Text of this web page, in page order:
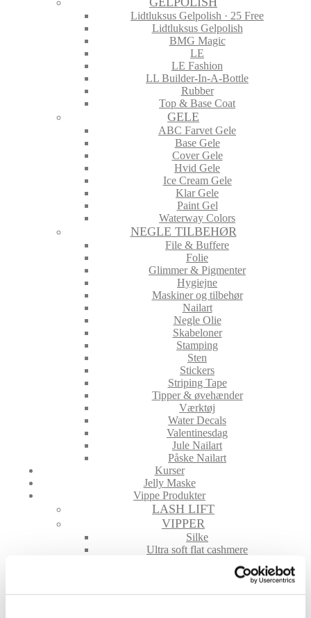
Lidtluksus Gelpolish · 25 Free
Lidtluksus Gelpolish
BMG Magic
LE
LE Fashion
LL Builder-In-A-Bottle
Rubber
Top & Base Coat
GELE
ABC Farvet Gele
Base Gele
Cover Gele
Hvid Gele
Ice Cream Gele
Klar Gele
Paint Gel
Waterway Colors
NEGLE TILBEHØR
File & Buffere
Folie
Glimmer & Pigmenter
Hygiejne
Maskiner og tilbehør
Nailart
Negle Olie
Skabeloner
Stamping
Sten
Stickers
Striping Tape
Tipper & øvehænder
Værktøj
Water Decals
Valentinesdag
Jule Nailart
Påske Nailart
Kurser
Jelly Maske
Vippe Produkter
LASH LIFT
VIPPER
Silke
Ultra soft flat cashmere